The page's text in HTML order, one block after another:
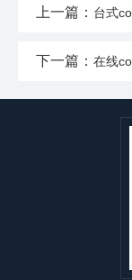
上一篇： 台式
下一篇： 在线